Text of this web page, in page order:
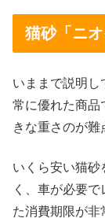
猫砂「ニ
いままで説明し
常に優れた商品
きな重さのが難
いくら安い猫砂
く、車が必要
た消費期限が非